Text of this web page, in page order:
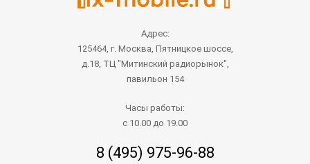
Адрес:
125464, г. Москва, Пятницкое шоссе,
д.18, ТЦ "Митинский радиорынок",
павильон 154
Часы работы:
с 10.00 до 19.00
8 (495) 975-96-88